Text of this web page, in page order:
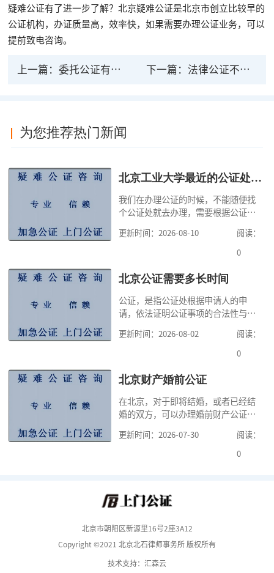
疑难公证有了进一步了解？北京疑难公证是北京市创立比较早的
公证机构，办证质量高，效率快，如果需要办理公证业务，可以
提前致电咨询。
上一篇：委托公证有法律效力 授权委托书怎样办理公证 下一篇： 法律公证不继承财产该怎么办，应该找谁来帮忙
为您推荐热门新闻
北京工业大学最近的公证处电话
我们在办理公证的时候，不能随便找
个公证处就去办理，需要根据公证事
能向不动产所在地的公证处申请办
理，有的公证可以在申请人住所地、
证处申请办理，因此，公证咨询提示
知道自己办理何种公证，自己可以向
哪个公证书提出
更新时间：2026-08-10
阅读：
0
北京公证需要多长时间
公证，是指公证处根据申请人的申
请，依法证明公证事项的合法性与真
高公证事项的效力，固定证据，但是
很多人不知道在北京办理公证需要多
家，办理公证的时候除了需要按照公
道北京公证需要什么材料,北京公证需
要多少钱？北京公
更新时间：2026-08-02
阅读：
0
北京财产婚前公证
在北京，对于即将结婚，或者已经结
婚的双方，可以办理婚前财产公证，
式，可以避免个人财产引发的纠纷，
但是，在北京办理婚前财产公证，除
京婚前财产公证机构？了解这些不仅
更新时间：2026-07-30
阅读：
0
北京市朝阳区新源里16号2座3A12
Copyright ©2021 北京北石律师事务所 版权所有
技术支持：汇森云